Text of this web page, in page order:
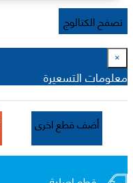
تصفح الكتالوج
×
معلومات التسعيرة
أضف قطع اخرى